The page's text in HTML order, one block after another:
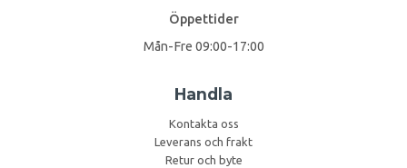
Öppettider
Mån-Fre 09:00-17:00
Handla
Kontakta oss
Leverans och frakt
Retur och byte